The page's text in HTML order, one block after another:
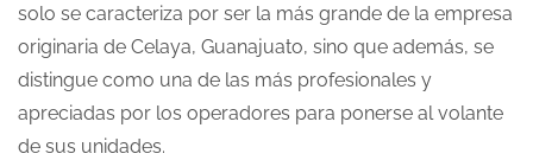
solo se caracteriza por ser la más grande de la empresa
originaria de Celaya, Guanajuato, sino que además, se
distingue como una de las más profesionales y
apreciadas por los operadores para ponerse al volante
de sus unidades.